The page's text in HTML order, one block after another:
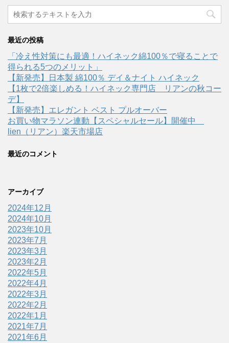
最近の投稿
「冷え性対策にも最適！ハイネック綿100％で寝ることで
得られる5つのメリット」
【新発売】日本製 綿100％ デイ＆ナイト ハイネック
【1枚で2倍楽しめる！ハイネック専門店 リアンの秋コー
デ】
【新発売】エレガント ベスト プルオーバー
お買い物マラソン連動【スペシャルセール】開催中
lien（リアン）楽天市場店
最近のコメント
アーカイブ
2024年12月
2024年10月
2023年10月
2023年7月
2023年3月
2023年2月
2022年5月
2022年4月
2022年3月
2022年2月
2022年1月
2021年7月
2021年6月